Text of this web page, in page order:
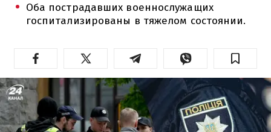
Оба пострадавших военнослужащих
госпитализированы в тяжелом состоянии.